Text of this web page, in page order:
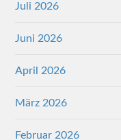
Juli 2026
Juni 2026
April 2026
März 2026
Februar 2026